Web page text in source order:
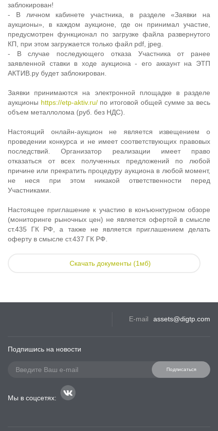
заблокирован!
- В личном кабинете участника, в разделе «Заявки на
аукционы», в каждом аукционе, где он принимал участие,
предусмотрен функционал по загрузке файла развернутого
КП, при этом загружается только файл pdf, jpeg.
- В случае последующего отказа Участника от ранее
заявленной ставки в ходе аукциона - его аккаунт на ЭТП
АКТИВ.ру будет заблокирован.
Заявки принимаются на электронной площадке в разделе
аукционы https://etp-aktiv.ru/по итоговой общей сумме за весь
объем металлолома (руб. без НДС).
Настоящий онлайн-аукцион не является извещением о
проведении конкурса и не имеет соответствующих правовых
последствий. Организатор реализации имеет право
отказаться от всех полученных предложений по любой
причине или прекратить процедуру аукциона в любой момент,
не неся при этом никакой ответственности перед
Участниками.
Настоящее приглашение к участию в конъюнктурном обзоре
(мониторинге рыночных цен) не является офертой в смысле
ст.435 ГК РФ, а также не является приглашением делать
оферту в смысле ст.437 ГК РФ.
Скачать документы (1мб)
E-mail assets@digtp.com
Подпишись на новости
Подписаться
Мы в соцсетях: